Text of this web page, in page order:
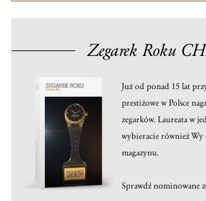
Zegarek Roku
Już od ponad 15 lat
prestiżowe w Polsce
zegarków. Laureata w
wybieracie również Wy
magazynu.
Sprawdź nominowane